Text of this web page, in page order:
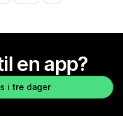
en app?
i tre dager